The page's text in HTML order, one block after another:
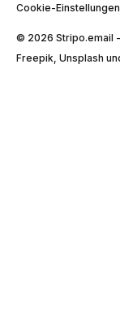
Cookie-
© 2026 Stripо.email
Freepik, Unsplash